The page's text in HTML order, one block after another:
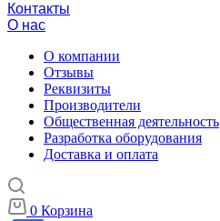
Контакты
О нас
О компании
Отзывы
Реквизиты
Производители
Общественная деятельность
Разработка оборудования
Доставка и оплата
0 Корзина